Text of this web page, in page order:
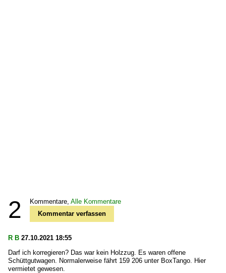
2 Kommentare, Alle Kommentare
Kommentar verfassen
R B 27.10.2021 18:55
Darf ich korregieren? Das war kein Holzzug. Es waren offene
Schüttgutwagen. Normalerweise fährt 159 206 unter BoxTango. Hier
vermietet gewesen.